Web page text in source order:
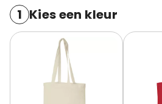
1 Kies een kleur